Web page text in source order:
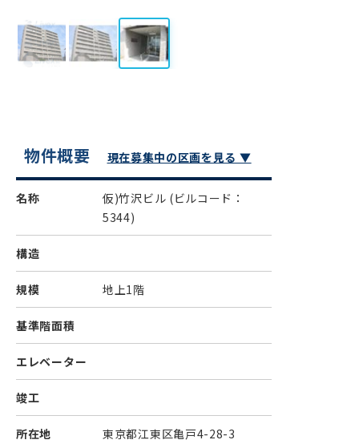
物件概要 現在募集中の区画を見る ▼
名称 仮)竹沢ビル (ビルコード：
5344)
構造
規模 地上1階
基準階面積
エレベーター
竣工
所在地 東京都江東区亀戸4-28-3